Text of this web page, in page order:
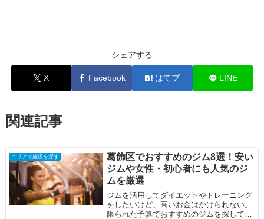
シェアする
X Facebook はてブ LINE
関連記事
エリアで施設を探す
葛飾区でおすすめのジム8選！安い
ジムや女性・初心者にも人気のジ
ムを厳選
ジムを活用してダイエットやトレーニング
をしたいけど、高いお金はかけられない。
限られた予算でおすすめのジムを探してい